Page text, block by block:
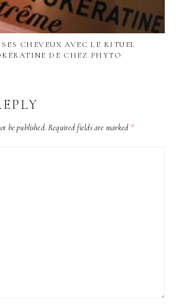
CHEVEUX AVEC LE RITUEL
DE CHEZ PHYTO
be published. Required fields are marked *